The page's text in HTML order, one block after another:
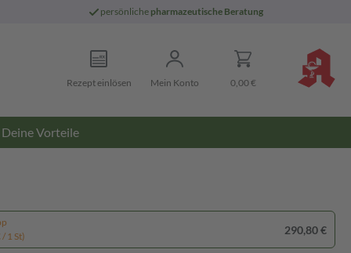
persönliche pharmazeutische Beratung
Rezept einlösen Mein Konto 0,00 €
Deine Vorteile
1 St)
290,80 €